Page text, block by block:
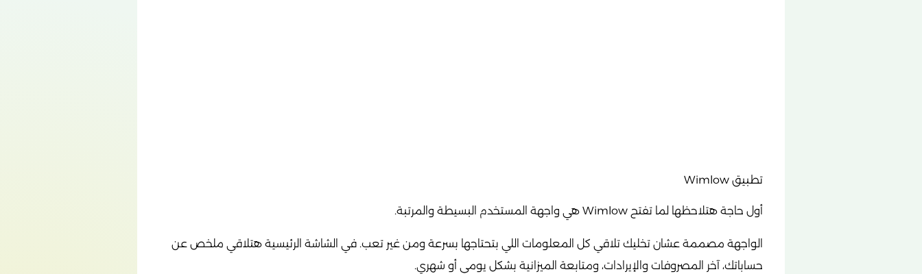
تطبيق Wimlow
أول حاجة هتلاحظها لما تفتح Wimlow هي واجهة المستخدم البسيطة والمرتبة.
الواجهة مصممة عشان تخليك تلاقي كل المعلومات اللي بتحتاجها بسرعة ومن غير تعب. في الشاشة الرئيسية هتلاقي ملخص عن
حساباتك، آخر المصروفات والإيرادات، ومتابعة الميزانية بشكل يومي أو شهري.